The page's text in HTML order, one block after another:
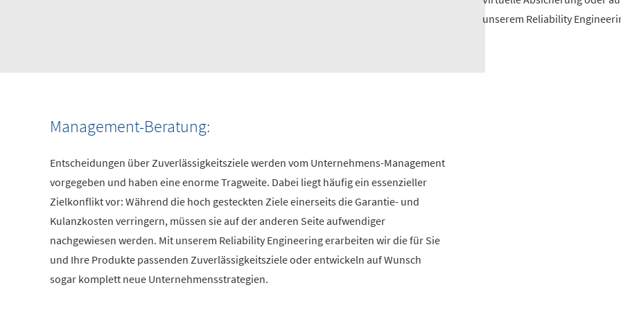
unserem Reliability
Management-Beratung:
Entscheidungen über Zuverlässigkeitsziele werden vom Unternehmens-Management
vorgegeben und haben eine enorme Tragweite. Dabei liegt häufig ein essenzieller
Zielkonflikt vor: Während die hoch gesteckten Ziele einerseits die Garantie- und
Kulanzkosten verringern, müssen sie auf der anderen Seite aufwendiger
nachgewiesen werden. Mit unserem Reliability Engineering erarbeiten wir die für Sie
und Ihre Produkte passenden Zuverlässigkeitsziele oder entwickeln auf Wunsch
sogar komplett neue Unternehmensstrategien.